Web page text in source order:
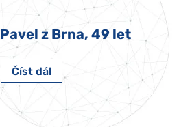
Pavel z Brna, 49 let
Číst dál